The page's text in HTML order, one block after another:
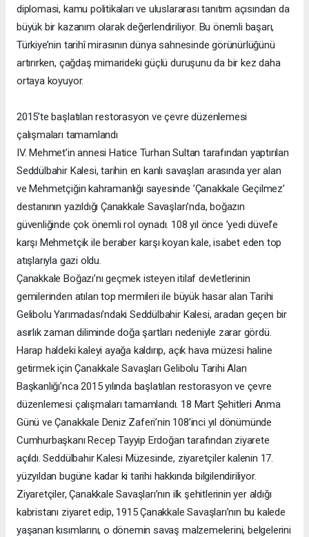
diplomasi, kamu politikaları ve uluslararası tanıtım açısından da
büyük bir kazanım olarak değerlendiriliyor. Bu önemli başarı,
Türkiye’nin tarihî mirasının dünya sahnesinde görünürlüğünü
artırırken, çağdaş mimarideki güçlü duruşunu da bir kez daha
ortaya koyuyor.
2015’te başlatılan restorasyon ve çevre düzenlemesi
çalışmaları tamamlandı
IV. Mehmet’in annesi Hatice Turhan Sultan tarafından yaptırılan
Seddülbahir Kalesi, tarihin en kanlı savaşları arasında yer alan
ve Mehmetçiğin kahramanlığı sayesinde ’Çanakkale Geçilmez’
destanının yazıldığı Çanakkale Savaşları’nda, boğazın
güvenliğinde çok önemli rol oynadı. 108 yıl önce ’yedi düvel’e
karşı Mehmetçik ile beraber karşı koyan kale, isabet eden top
atışlarıyla gazi oldu.
Çanakkale Boğazı’nı geçmek isteyen itilaf devletlerinin
gemilerinden atılan top mermileri ile büyük hasar alan Tarihi
Gelibolu Yarımadası’ndaki Seddülbahir Kalesi, aradan geçen bir
asırlık zaman diliminde doğa şartları nedeniyle zarar gördü.
Harap haldeki kaleyi ayağa kaldırıp, açık hava müzesi haline
getirmek için Çanakkale Savaşları Gelibolu Tarihi Alan
Başkanlığı’nca 2015 yılında başlatılan restorasyon ve çevre
düzenlemesi çalışmaları tamamlandı. 18 Mart Şehitleri Anma
Günü ve Çanakkale Deniz Zaferi’nin 108’inci yıl dönümünde
Cumhurbaşkanı Recep Tayyip Erdoğan tarafından ziyarete
açıldı. Seddülbahir Kalesi Müzesinde, ziyaretçiler kalenin 17.
yüzyıldan bugüne kadar ki tarihi hakkında bilgilendiriliyor.
Ziyaretçiler, Çanakkale Savaşları’nın ilk şehitlerinin yer aldığı
kabristanı ziyaret edip, 1915 Çanakkale Savaşları’nın bu kalede
yaşanan kısımlarını, o dönemin savaş malzemelerini, belgelerini